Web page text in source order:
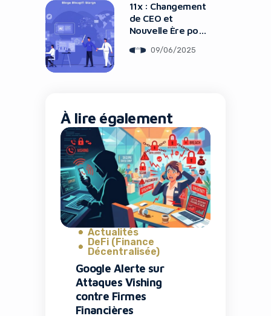
11x : Changement
de CEO et
Nouvelle Ère pour
09/06/2025
À lire également
Actualités
DeFi (Finance
Décentralisée)
Google Alerte sur
Attaques Vishing
contre Firmes
Financières